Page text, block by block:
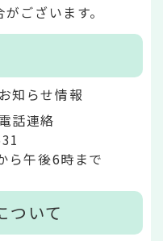
ございます。
知らせ情報
話連絡
ら午後6時まで
ついて